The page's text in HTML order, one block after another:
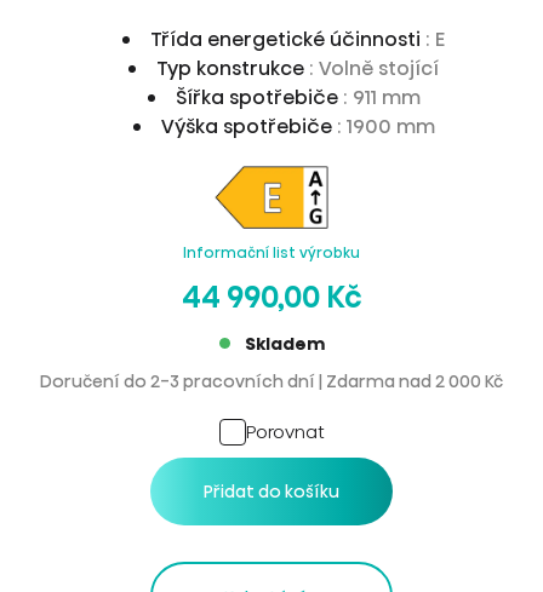
Třída energetické účinnosti : E
Typ konstrukce : Volně stojící
Šířka spotřebiče : 911 mm
Výška spotřebiče : 1900 mm
Informační list výrobku
44 990,00 Kč
Skladem
Doručení do 2-3 pracovních dní | Zdarma nad 2 000 Kč
Porovnat
Přidat do košíku